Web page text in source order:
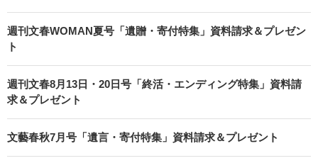
週刊文春WOMAN夏号「遺贈・寄付特集」資料請求＆プレゼン
ト
週刊文春8月13日・20日号「終活・エンディング特集」資料請
求＆プレゼント
文藝春秋7月号「遺言・寄付特集」資料請求＆プレゼント